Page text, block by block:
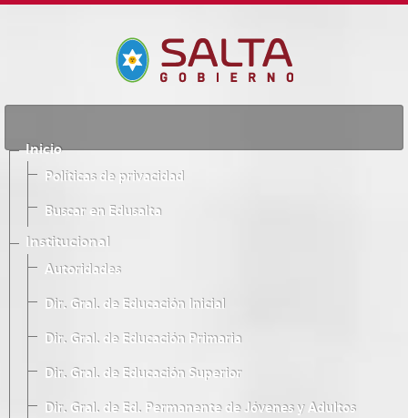
Inicio
Políticas de privacidad
Buscar en Edusalta
Institucional
Autoridades
Dir. Gral. de Educación Inicial
Dir. Gral. de Educación Primaria
Dir. Gral. de Educación Superior
Dir. Gral. de Ed. Permanente de Jóvenes y Adultos